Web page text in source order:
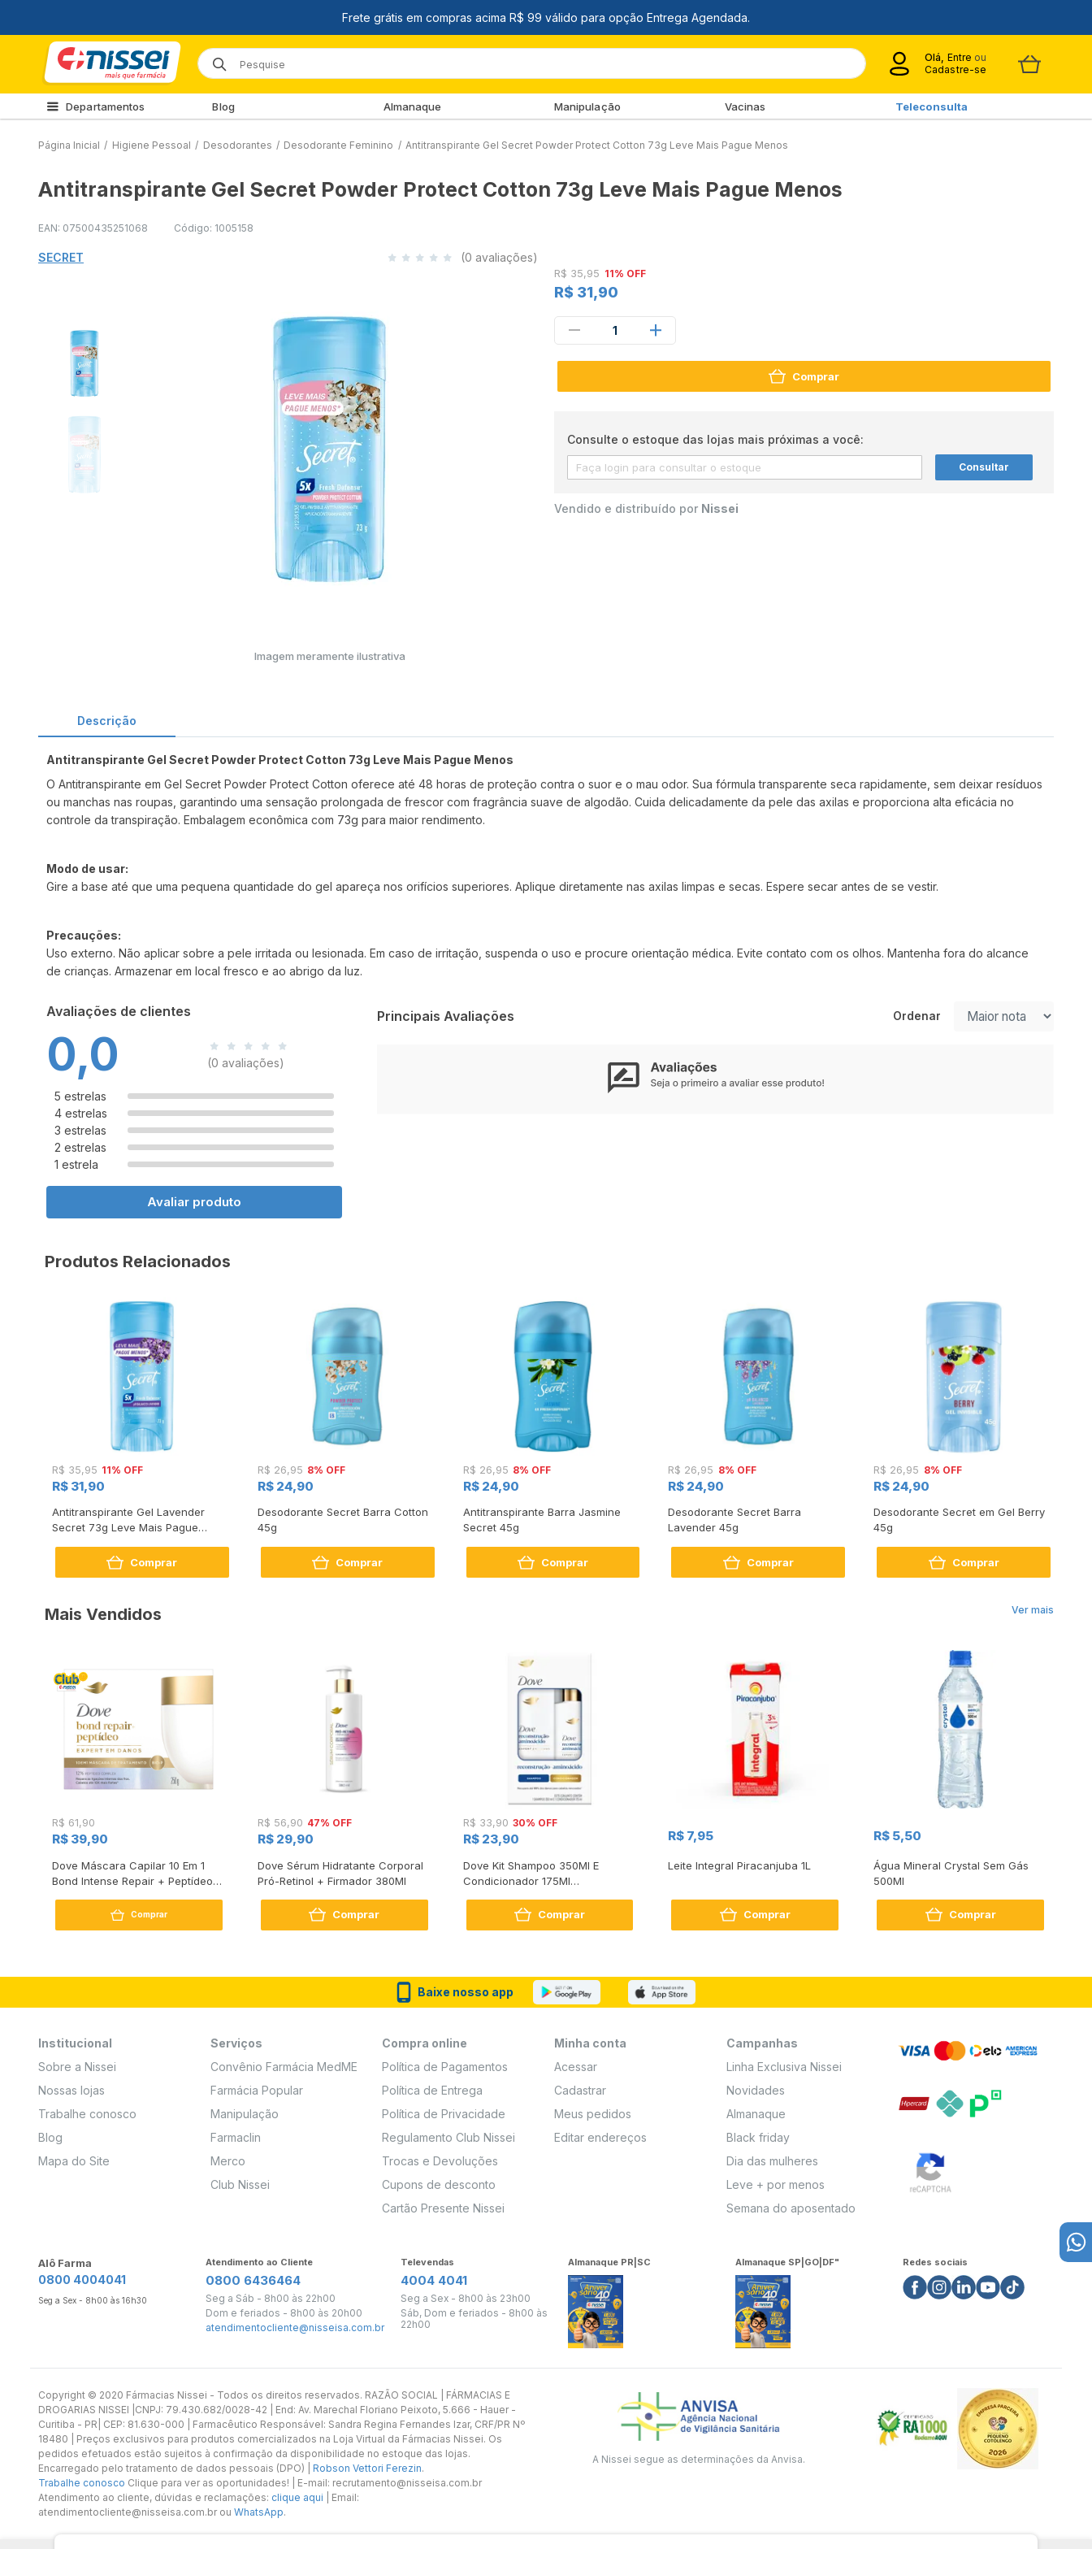
Olá, Entre ou
Cadastre-se
Departamentos Blog Almanaque Manipulação Vacinas Teleconsulta
Página Inicial / Higiene Pessoal / Desodorantes / Desodorante Feminino / Antitranspirante Gel Secret Powder Protect Cotton 73g Leve Mais Pague Menos
Antitranspirante Gel Secret Powder Protect Cotton 73g Leve Mais Pague Menos
EAN: 07500435251068 Código: 1005158
SECRET (0 avaliações)
Imagem meramente ilustrativa
R$ 35,95 11% OFF
R$ 31,90
1
Comprar
Consulte o estoque das lojas mais próximas a você:
Consultar
Vendido e distribuído por Nissei
Descrição
Antitranspirante Gel Secret Powder Protect Cotton 73g Leve Mais Pague Menos
O Antitranspirante em Gel Secret Powder Protect Cotton oferece até 48 horas de proteção contra o suor e o mau odor. Sua fórmula transparente seca rapidamente, sem deixar resíduos
ou manchas nas roupas, garantindo uma sensação prolongada de frescor com fragrância suave de algodão. Cuida delicadamente da pele das axilas e proporciona alta eficácia no
controle da transpiração. Embalagem econômica com 73g para maior rendimento.
Modo de usar:
Gire a base até que uma pequena quantidade do gel apareça nos orifícios superiores. Aplique diretamente nas axilas limpas e secas. Espere secar antes de se vestir.
Precauções:
Uso externo. Não aplicar sobre a pele irritada ou lesionada. Em caso de irritação, suspenda o uso e procure orientação médica. Evite contato com os olhos. Mantenha fora do alcance
de crianças. Armazenar em local fresco e ao abrigo da luz.
Avaliações de clientes
0,0 (0 avaliações)
5 estrelas
4 estrelas
3 estrelas
2 estrelas
1 estrela
Avaliar produto
Principais Avaliações Ordenar
Produtos Relacionados
R$ 35,95 11% OFF
R$ 31,90
Antitranspirante Gel Lavender
Secret 73g Leve Mais Pague
Comprar
R$ 26,95 8% OFF
R$ 24,90
Desodorante Secret Barra Cotton
45g
Comprar
R$ 26,95 8% OFF
R$ 24,90
Antitranspirante Barra Jasmine
Secret 45g
Comprar
R$ 26,95 8% OFF
R$ 24,90
Desodorante Secret Barra
Lavender 45g
Comprar
R$ 26,95 8% OFF
R$ 24,90
Desodorante Secret em Gel Berry
45g
Comprar
Ver mais
Mais Vendidos
R$ 61,90
R$ 39,90
Dove Máscara Capilar 10 Em 1
Bond Intense Repair + Peptídeo
Comprar
R$ 56,90 47% OFF
R$ 29,90
Dove Sérum Hidratante Corporal
Pró-Retinol + Firmador 380Ml
Comprar
R$ 33,90 30% OFF
R$ 23,90
Dove Kit Shampoo 350Ml E
Condicionador 175Ml
Comprar
R$ 7,95
Leite Integral Piracanjuba 1L
Comprar
R$ 5,50
Água Mineral Crystal Sem Gás
500Ml
Comprar
Baixe nosso app
Institucional
Sobre a Nissei
Nossas lojas
Trabalhe conosco
Blog
Mapa do Site
Serviços
Convênio Farmácia MedME
Farmácia Popular
Manipulação
Farmaclin
Merco
Club Nissei
Compra online
Política de Pagamentos
Política de Entrega
Política de Privacidade
Regulamento Club Nissei
Trocas e Devoluções
Cupons de desconto
Cartão Presente Nissei
Minha conta
Acessar
Cadastrar
Meus pedidos
Editar endereços
Campanhas
Linha Exclusiva Nissei
Novidades
Almanaque
Black friday
Dia das mulheres
Leve + por menos
Semana do aposentado
Alô Farma
0800 4004041
Seg a Sex - 8h00 às 16h30
Atendimento ao Cliente
0800 6436464
Seg a Sáb - 8h00 às 22h00
Dom e feriados - 8h00 às 20h00
atendimentocliente@nisseisa.com.br
Televendas
4004 4041
Seg a Sex - 8h00 às 23h00
Sáb, Dom e feriados - 8h00 às
22h00
Almanaque PR|SC Almanaque SP|GO|DF" Redes sociais
Copyright ©️ 2020 Fármacias Nissei - Todos os direitos reservados. RAZÃO SOCIAL | FÁRMACIAS E
DROGARIAS NISSEI |CNPJ: 79.430.682/0028-42 | End: Av. Marechal Floriano Peixoto, 5.666 - Hauer -
Curitiba - PR| CEP: 81.630-000 | Farmacêutico Responsável: Sandra Regina Fernandes Izar, CRF/PR Nº
18480 | Preços exclusivos para produtos comercializados na Loja Virtual da Fármacias Nissei. Os
pedidos efetuados estão sujeitos à confirmação da disponibilidade no estoque das lojas.
Encarregado pelo tratamento de dados pessoais (DPO) | Robson Vettori Ferezin.
Trabalhe conosco Clique para ver as oportunidades! | E-mail: recrutamento@nisseisa.com.br
Atendimento ao cliente, dúvidas e reclamações: clique aqui | Email:
atendimentocliente@nisseisa.com.br ou WhatsApp.
A Nissei segue as determinações da Anvisa.